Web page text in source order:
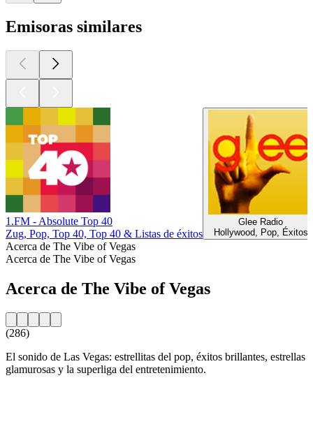
Emisoras similares
1.FM - Absolute Top 40
Zug, Pop, Top 40, Top 40 & Listas de éxitos
Glee Radio
Hollywood, Pop, Éxitos
Acerca de The Vibe of Vegas
Acerca de The Vibe of Vegas
Acerca de The Vibe of Vegas
(286)
El sonido de Las Vegas: estrellitas del pop, éxitos brillantes, estrellas
glamurosas y la superliga del entretenimiento.